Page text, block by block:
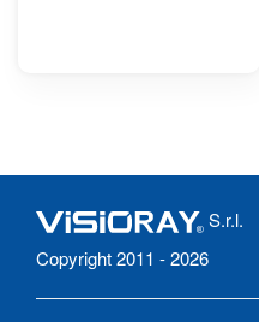
S.r.l.
Copyright 2011 - 2026